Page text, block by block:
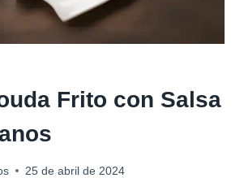
Frito con Salsa
25 de abril de 2024